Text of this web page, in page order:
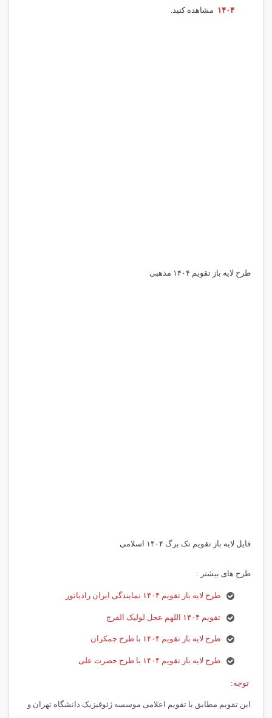
۱۴۰۴ مشاهده کنید.
طرح لایه باز تقویم ۱۴۰۴ مذهبی
فایل لایه باز تقویم تک برگ ۱۴۰۴ اسلامی
طرح های بیشتر :
طرح لایه باز تقویم ۱۴۰۴ نمایندگی ایران رادیاتور
تقویم ۱۴۰۴ اللهم عجل لولیک الفرج
طرح لایه باز تقویم ۱۴۰۴ با طرح جمکران
طرح لایه باز تقویم ۱۴۰۴ با طرح حضرت علی
توجه:
این تقویم مطابق با تقویم اعلامی موسسه ژئوفیزیک دانشگاه تهران و